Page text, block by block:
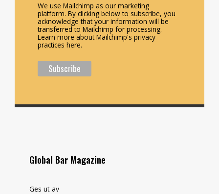
We use Mailchimp as our marketing
platform. By clicking below to subscribe, you
acknowledge that your information will be
transferred to Mailchimp for processing.
Learn more about Mailchimp's privacy
practices here.
Global Bar Magazine
Ges ut av